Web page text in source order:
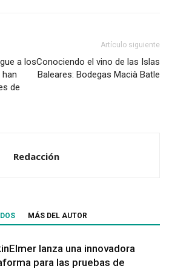
a los
de
Artículo siguiente
Conociendo el vino de las Islas
Baleares: Bodegas Macià Batle
Redacción
MÁS DEL AUTOR
lanza una innovadora
para las pruebas de